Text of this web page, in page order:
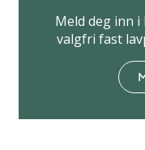
Meld deg inn
valgfri fast